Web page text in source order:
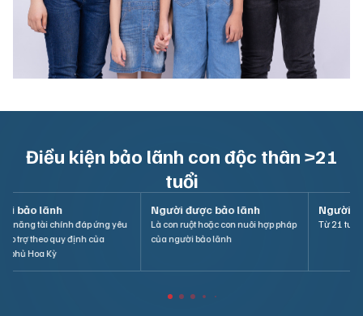
Điều kiện bảo lãnh con độc thân >21
tuổi
Người bảo lãnh
Là thường trú nhân hợp pháp của
Hoa Kỳ
Người bảo lãnh
Có Thẻ Xanh còn hiệu lực
Có